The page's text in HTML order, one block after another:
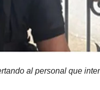
al personal que